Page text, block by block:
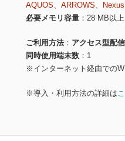
AQUOS、ARROWS、
必要メモリ容量
28 MB以上
ご利用方法
アクセス型配
同時使用端末数
1
※インターネット経由での
※導入・利用方法の詳細は